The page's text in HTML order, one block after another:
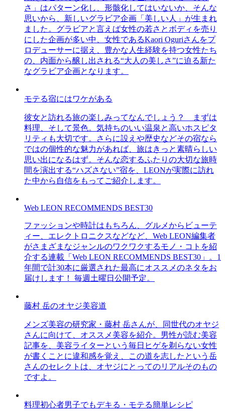
さ」はパターン化し、形骸化してはいないか、そんな
思いから、新しいグラビア企画「美しい人」が生まれ
ました。グラビアと言えば女性の若さとボディを売り
にした企画が多い中、女性であるKaori Oguriさんをプ
ロデューサーに据え、豊かな人生経験を持つ女性たち
の、内面から醸し出される“大人の美しさ”に迫る新た
なグラビア企画となります。
モテる宿にはワケがある
彼女と訪れる旅の楽しみってなんでしょう？ まずは
料理、そして景色。気持ちのいい温泉と高いホスピタ
リティも大切です。さらに設えや歴史などその宿なら
ではの個性的な魅力があれば、旅はきっと素晴らしい
思い出になるはず。そんな恋するふたりの大切な旅時
間を演出する“ハズさない”宿を、LEONが実際に訪れ
た中から自信をもってご紹介します。
Web LEON RECOMMENDS BEST30
ファッションや時計はもちろん、グルメからビューテ
ィー、エレクトロニクスなどなど、Web LEON編集者
がさまざまなジャンルのワクワクするモノ・コトを紹
介する連載「Web LEON RECOMMENDS BEST30」。1
年間で計30本に厳選された最高にオススメのネタをお
届けします！ 毎週土曜日公開予定。
藤村 岳のオヤジ美容道
メンズ美容の研究家・藤村 岳さんが、同世代のオヤジ
さんに向けて、オススメ美容を紹介。男性が読む美容
記事を、美容ライターという毎日ヒゲを剃らない女性
が書くことに違和感を覚え、この道を志したという岳
さんのセレクトは、オヤジにとってのリアルそのもの
ですよ。
料理初心者男子でもデキる・モテる簡単レシピ